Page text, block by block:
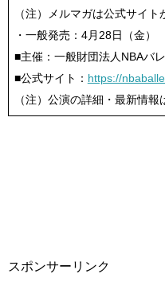
（注）メルマガは公式サイト
・一般発売：4月28日（金）
■主催：一般財団法人NBAバ
■公式サイト： https://
（注）公演の詳細・最新情報
スポンサーリンク